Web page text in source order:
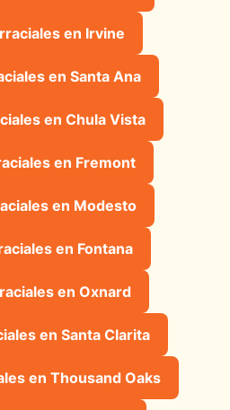
en Irvine
en Santa Ana
en Chula Vista
en Fremont
en Modesto
en Fontana
en Oxnard
en Santa Clarita
en Thousand Oaks